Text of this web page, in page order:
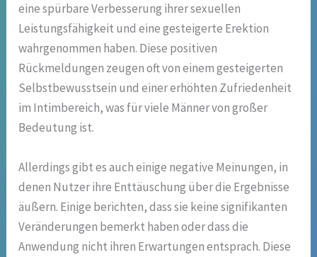
eine spürbare Verbesserung ihrer sexuellen
Leistungsfähigkeit und eine gesteigerte Erektion
wahrgenommen haben. Diese positiven
Rückmeldungen zeugen oft von einem gesteigerten
Selbstbewusstsein und einer erhöhten Zufriedenheit
im Intimbereich, was für viele Männer von großer
Bedeutung ist.
Allerdings gibt es auch einige negative Meinungen, in
denen Nutzer ihre Enttäuschung über die Ergebnisse
äußern. Einige berichten, dass sie keine signifikanten
Veränderungen bemerkt haben oder dass die
Anwendung nicht ihren Erwartungen entsprach. Diese